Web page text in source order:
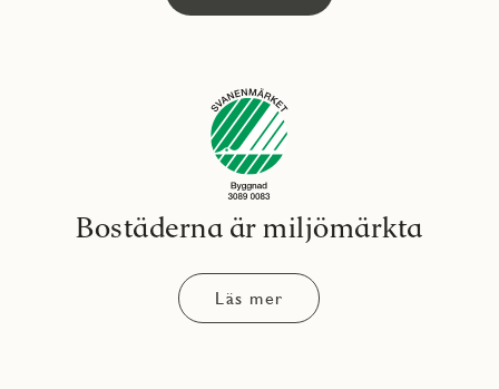
Bostäderna är miljömärkta
Läs mer